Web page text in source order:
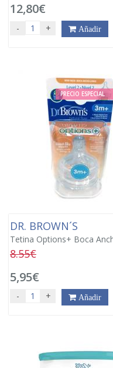
12,80€
- + Añadir
PRECIO ESPECIAL
DR. BROWN´S
Tetina Options+ Boca
8.55€
5,95€
- + Añadir